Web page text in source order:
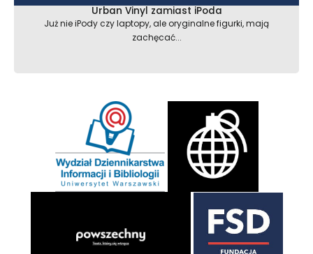
Urban Vinyl zamiast iPoda
Już nie iPody czy laptopy, ale oryginalne figurki, mają
zachęcać...